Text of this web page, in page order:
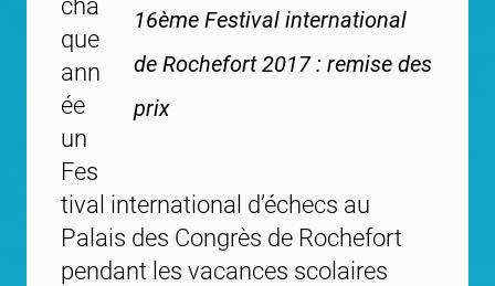
16ème Festival international
de Rochefort 2017 : remise des
prix
cha
que
ann
ée
un
Fes
tival international d’échecs au
Palais des Congrès de Rochefort
pendant les vacances scolaires